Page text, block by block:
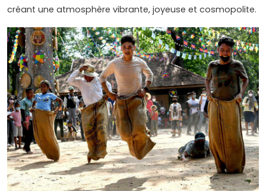
créant une atmosphère vibrante, joyeuse et cosmopolite.